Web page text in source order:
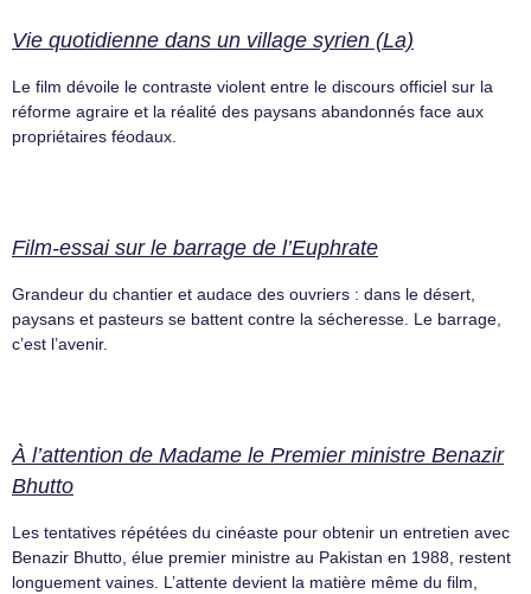
Vie quotidienne dans un village syrien (La)
Le film dévoile le contraste violent entre le discours officiel sur la
réforme agraire et la réalité des paysans abandonnés face aux
propriétaires féodaux.
Film-essai sur le barrage de l’Euphrate
Grandeur du chantier et audace des ouvriers : dans le désert,
paysans et pasteurs se battent contre la sécheresse. Le barrage,
c’est l’avenir.
À l’attention de Madame le Premier ministre Benazir
Bhutto
Les tentatives répétées du cinéaste pour obtenir un entretien avec
Benazir Bhutto, élue premier ministre au Pakistan en 1988, restent
longuement vaines. L’attente devient la matière même du film,